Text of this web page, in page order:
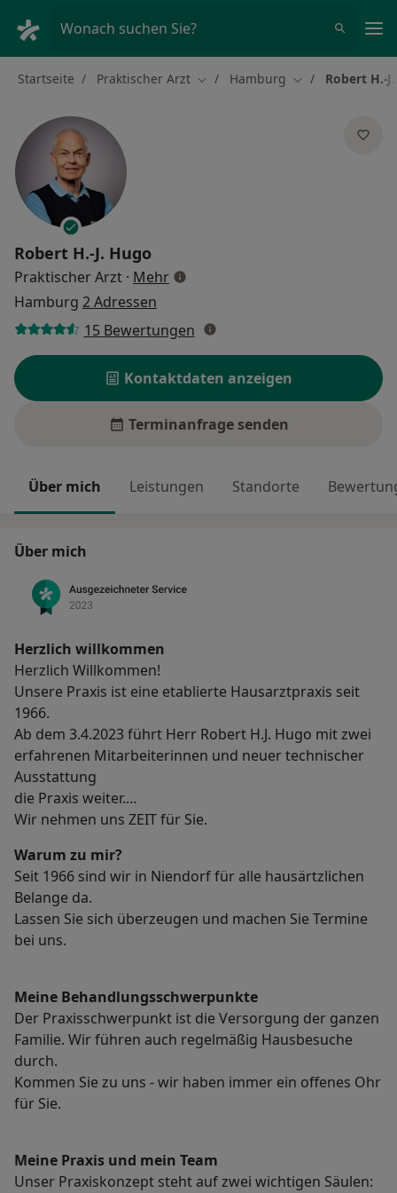
Wonach suchen Sie?
Startseite Praktischer Arzt Stadt ändern
Hamburg Stadt ändern
Robert H.-
Robert H.-J. Hugo
Praktischer Arzt · Mehrüber Spezialisierungen
Hamburg 2 Adressen
15 Bewertungen
Kontaktdaten anzeigen
Terminanfrage senden
Über mich Leistungen Standorte
Über mich
Herzlich willkommen
Herzlich Willkommen!
Unsere Praxis ist eine etablierte Hausarztpraxis seit
1966.
Ab dem 3.4.2023 führt Herr Robert H.J. Hugo mit zwei
erfahrenen Mitarbeiterinnen und neuer technischer
Ausstattung
die Praxis weiter.
Wir nehmen uns ZEIT für Sie.
Warum zu mir?
Seit 1966 sind wir in Niendorf für alle hausärtzlichen
Belange da.
Lassen Sie sich überzeugen und machen Sie Termine
bei uns.
Meine Behandlungs­schwerpunkte
Der Praxisschwerpunkt ist die Versorgung der ganzen
Familie. Wir führen auch regelmäßig Hausbesuche
durch.
Kommen Sie zu uns - wir haben immer ein offenes Ohr
für Sie.
Meine Praxis und mein Team
Unser Praxiskonzept steht auf zwei wichtigen Säulen: